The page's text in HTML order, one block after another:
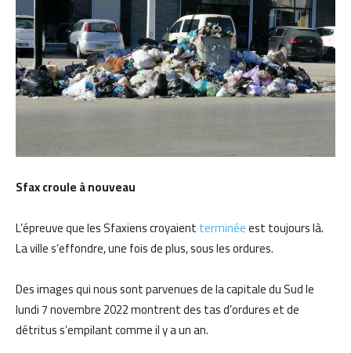
Sfax croule à nouveau
L’épreuve que les Sfaxiens croyaientterminéeest toujours là.
La ville s’effondre, une fois de plus, sous les ordures.
Des images qui nous sont parvenues de la capitale du Sud le
lundi 7 novembre 2022 montrent des tas d’ordures et de
détritus s’empilant comme il y a un an.